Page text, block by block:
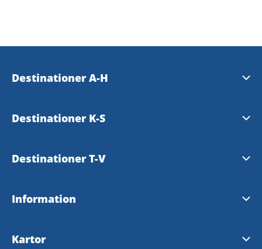
Destinationer A-H
Essunga
Gullspång
Hjo
Destinationer K-S
Karlsborg
Skara
Destinationer T-V
Tibro
Information
Tillgänglighetsredogörelse
Kartor